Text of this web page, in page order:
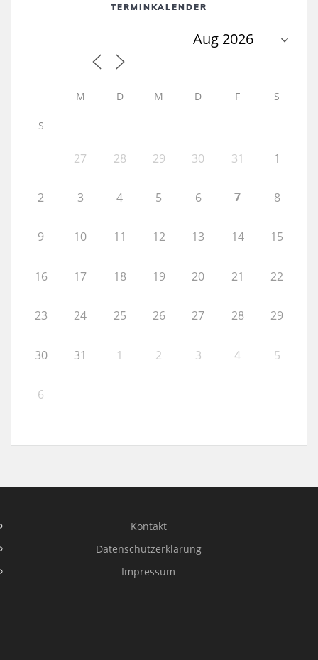
TERMINKALENDER
M D M D F S
S
27 28 29 30 31 1
2 3 4 5 6 7 8
9 10 11 12 13 14 15
16 17 18 19 20 21 22
23 24 25 26 27 28 29
30 31 1 2 3 4 5
6
Kontakt
Datenschutzerklärung
Impressum